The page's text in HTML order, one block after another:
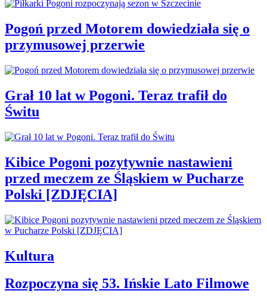
Pogoń przed Motorem dowiedziała się o
przymusowej przerwie
Grał 10 lat w Pogoni. Teraz trafił do
Świtu
Kibice Pogoni pozytywnie nastawieni
przed meczem ze Śląskiem w Pucharze
Polski [ZDJĘCIA]
Kultura
Rozpoczyna się 53. Ińskie Lato Filmowe